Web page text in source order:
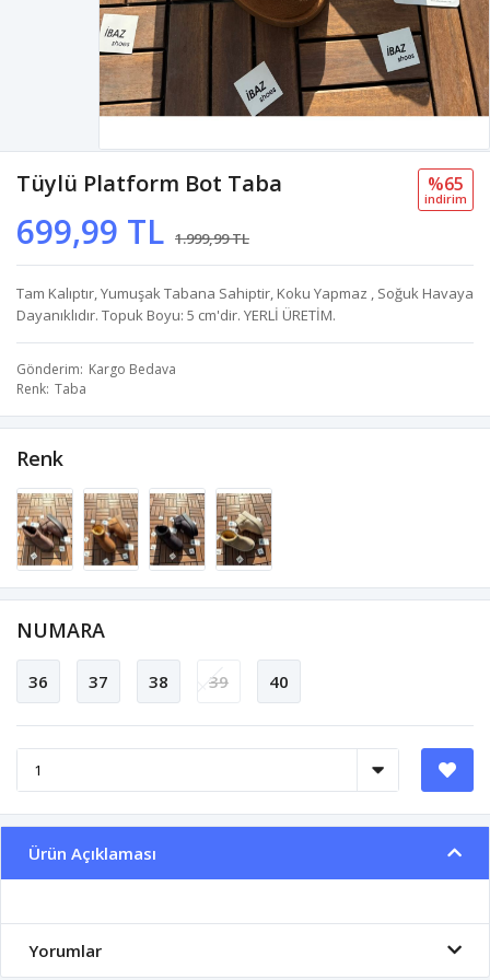
Tüylü Platform Bot Taba
699,99 TL 1.999,99 TL
%65
i̇ndi̇ri̇m
Tam Kalıptır, Yumuşak Tabana Sahiptir, Koku Yapmaz , Soğuk Havaya
Dayanıklıdır. Topuk Boyu: 5 cm'dir. YERLİ ÜRETİM.
Gönderim Kargo Bedava
Renk Taba
Renk
NUMARA
36 37 38 39 40
Ürün Açıklaması
Yorumlar